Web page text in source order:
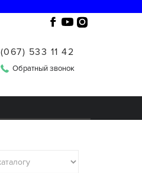
(067) 533 11 42
Обратный звонок